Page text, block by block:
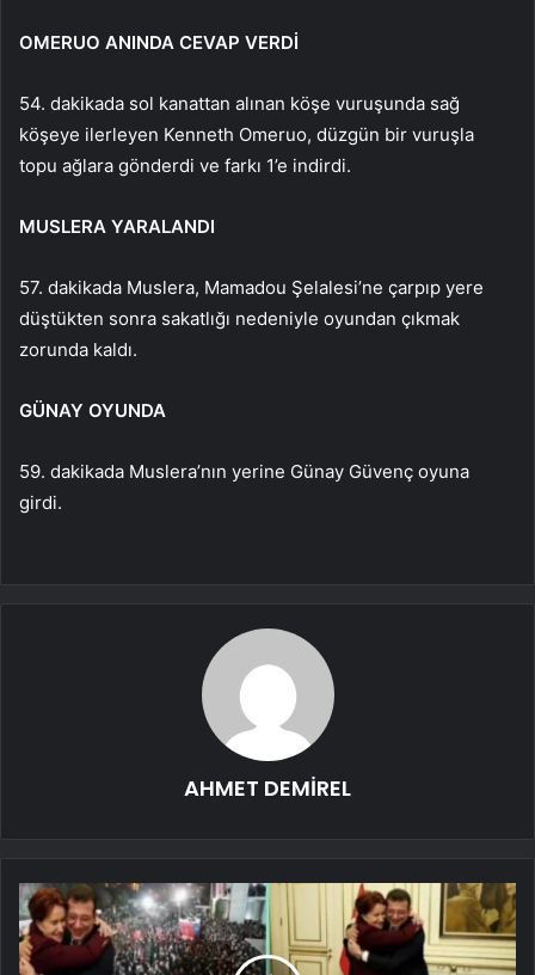
OMERUO ANINDA CEVAP VERDİ
54. dakikada sol kanattan alınan köşe vuruşunda sağ
köşeye ilerleyen Kenneth Omeruo, düzgün bir vuruşla
topu ağlara gönderdi ve farkı 1’e indirdi.
MUSLERA YARALANDI
57. dakikada Muslera, Mamadou Şelalesi’ne çarpıp yere
düştükten sonra sakatlığı nedeniyle oyundan çıkmak
zorunda kaldı.
GÜNAY OYUNDA
59. dakikada Muslera’nın yerine Günay Güvenç oyuna
girdi.
AHMET DEMİREL